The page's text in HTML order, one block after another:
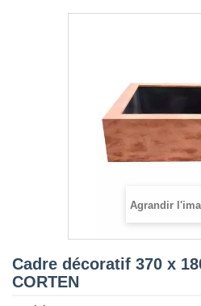
Agrandir
Cadre décoratif 370 x
CORTEN